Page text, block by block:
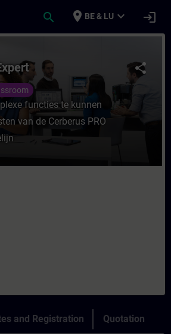
search place BE & LU expand_more login
Pro Expert - Training
share
functies te kunnen
van de Cerberus PRO
and Registration Quotation